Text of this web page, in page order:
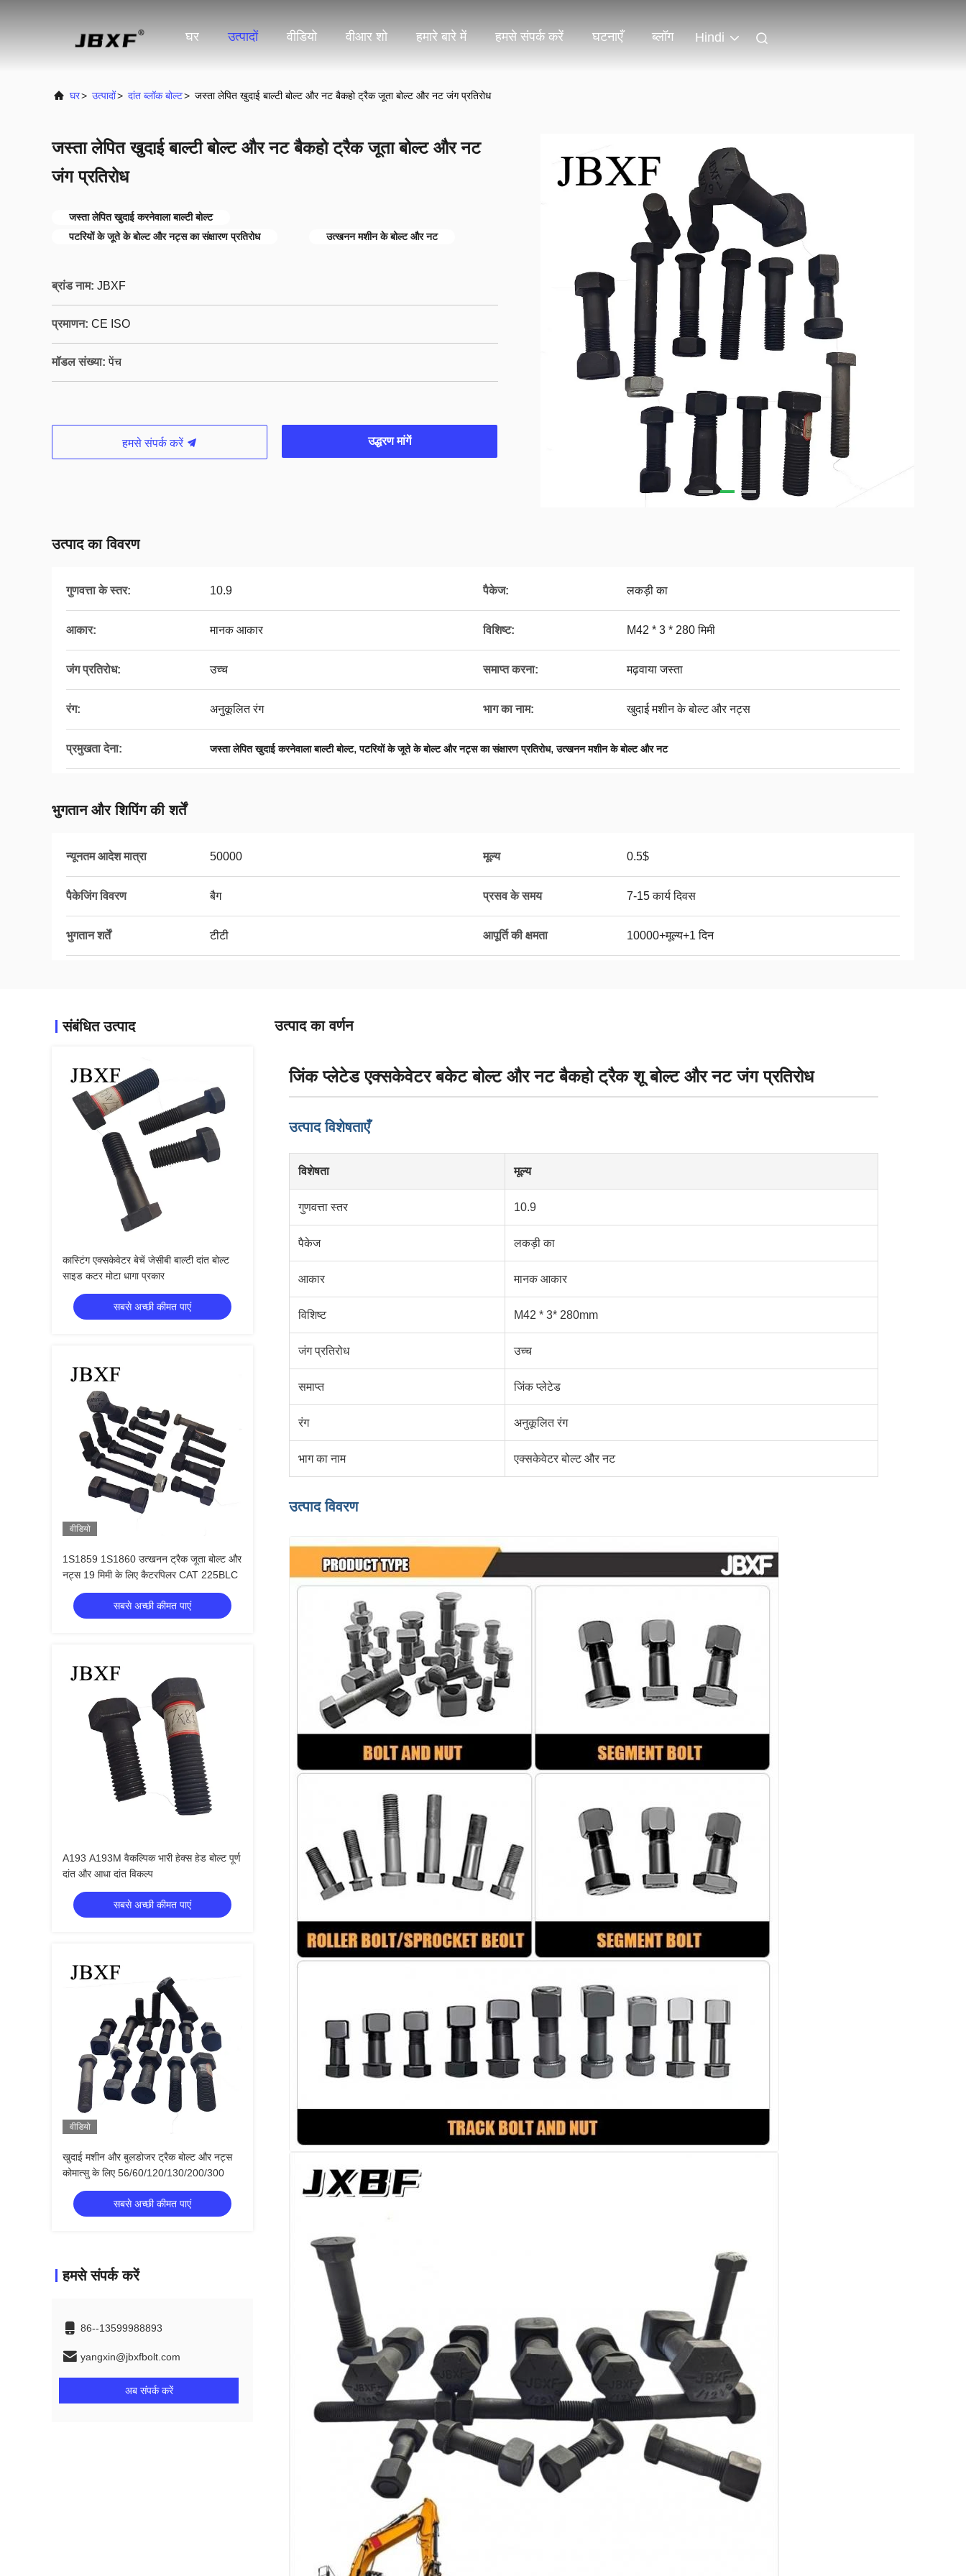
घर उत्पादों वीडियो वीआर शो हमारे बारे में हमसे संपर्क करें घटनाएँ ब्लॉग Hindi
घर> उत्पादों> दांत ब्लॉक बोल्ट> जस्ता लेपित खुदाई बाल्टी बोल्ट और नट बैकहो ट्रैक जूता बोल्ट और नट जंग प्रतिरोध
जस्ता लेपित खुदाई बाल्टी बोल्ट और नट बैकहो ट्रैक जूता बोल्ट और नट
जंग प्रतिरोध
जस्ता लेपित खुदाई करनेवाला बाल्टी बोल्ट
पटरियों के जूते के बोल्ट और नट्स का संक्षारण प्रतिरोध
उत्खनन मशीन के बोल्ट और नट
ब्रांड नाम: JBXF
प्रमाणन: CE ISO
मॉडल संख्या: पेंच
हमसे संपर्क करें उद्धरण मांगें
उत्पाद का विवरण
गुणवत्ता के स्तर: 10.9 पैकेज: लकड़ी का
आकार: मानक आकार विशिष्ट: M42 * 3 * 280 मिमी
जंग प्रतिरोध: उच्च समाप्त करना: मढ़वाया जस्ता
रंग: अनुकूलित रंग भाग का नाम: खुदाई मशीन के बोल्ट और नट्स
प्रमुखता देना: जस्ता लेपित खुदाई करनेवाला बाल्टी बोल्ट,पटरियों के जूते के बोल्ट और नट्स का संक्षारण प्रतिरोध,उत्खनन मशीन के बोल्ट और नट
भुगतान और शिपिंग की शर्तें
न्यूनतम आदेश मात्रा 50000 मूल्य 0.5$
पैकेजिंग विवरण बैग प्रसव के समय 7-15 कार्य दिवस
भुगतान शर्तें टीटी आपूर्ति की क्षमता 10000+मूल्य+1 दिन
संबंधित उत्पाद
कास्टिंग एक्सकेवेटर बेचें जेसीबी बाल्टी दांत बोल्ट
साइड कटर मोटा धागा प्रकार
सबसे अच्छी कीमत पाएं
वीडियो
1S1859 1S1860 उत्खनन ट्रैक जूता बोल्ट और
नट्स 19 मिमी के लिए कैटरपिलर CAT 225BLC
सबसे अच्छी कीमत पाएं
A193 A193M वैकल्पिक भारी हेक्स हेड बोल्ट पूर्ण
दांत और आधा दांत विकल्प
सबसे अच्छी कीमत पाएं
वीडियो
खुदाई मशीन और बुलडोजर ट्रैक बोल्ट और नट्स
कोमात्सु के लिए 56/60/120/130/200/300
सबसे अच्छी कीमत पाएं
हमसे संपर्क करें
86--13599988893
yangxin@jbxfbolt.com
अब संपर्क करें
उत्पाद का वर्णन
जिंक प्लेटेड एक्सकेवेटर बकेट बोल्ट और नट बैकहो ट्रैक शू बोल्ट और नट जंग प्रतिरोध
उत्पाद विशेषताएँ
विशेषता मूल्य
गुणवत्ता स्तर 10.9
पैकेज लकड़ी का
आकार मानक आकार
विशिष्ट M42 * 3* 280mm
जंग प्रतिरोध उच्च
समाप्त जिंक प्लेटेड
रंग अनुकूलित रंग
भाग का नाम एक्सकेवेटर बोल्ट और नट
उत्पाद विवरण